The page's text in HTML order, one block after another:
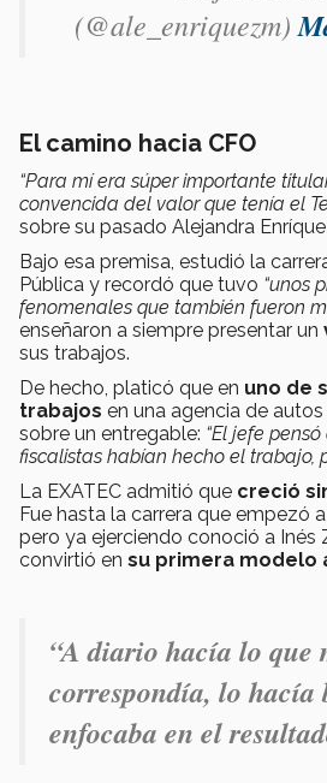
(@ale_enriquezm)
El camino hacia CFO
“Para mí era súper importante
convencida del valor que tenía el
sobre su pasado Alejandra
Bajo esa premisa, estudió la
Pública y recordó que tuvo “unos
fenomenales que también fueron
enseñaron a siempre presentar un
sus trabajos.
De hecho, platicó que en uno de
trabajos en una agencia de
sobre un entregable: “El jefe
fiscalistas habían hecho el trabajo,
La EXATEC admitió que creció
Fue hasta la carrera que empezó
pero ya ejerciendo conoció a Inés
convirtió en su primera modelo
“A diario hacía lo que
correspondía, lo hacía
enfocaba en el